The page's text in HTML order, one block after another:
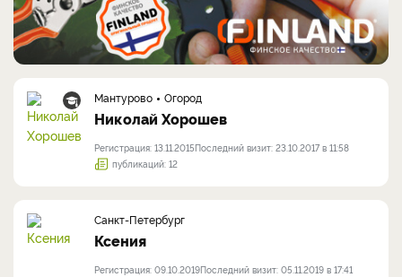
Мантурово Огород
Николай Хорошев
Регистрация: 13.11.2015Последний визит: 23.10.2017 в 11:58
публикаций: 12
Санкт-Петербург
Ксения
Регистрация: 09.10.2019Последний визит: 05.11.2019 в 17:41